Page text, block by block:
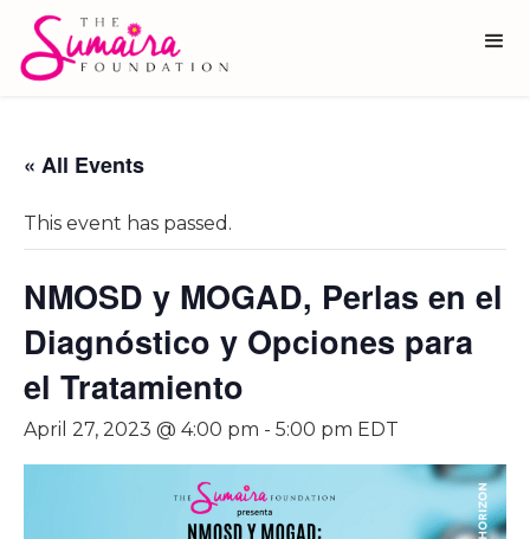
« All Events
This event has passed.
NMOSD y MOGAD, Perlas en el
Diagnóstico y Opciones para
el Tratamiento
April 27, 2023 @ 4:00 pm - 5:00 pm EDT